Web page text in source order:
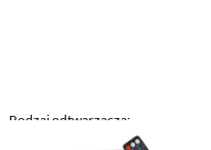
Rodzaj odtwarzacza
radioodtwarzacz USB